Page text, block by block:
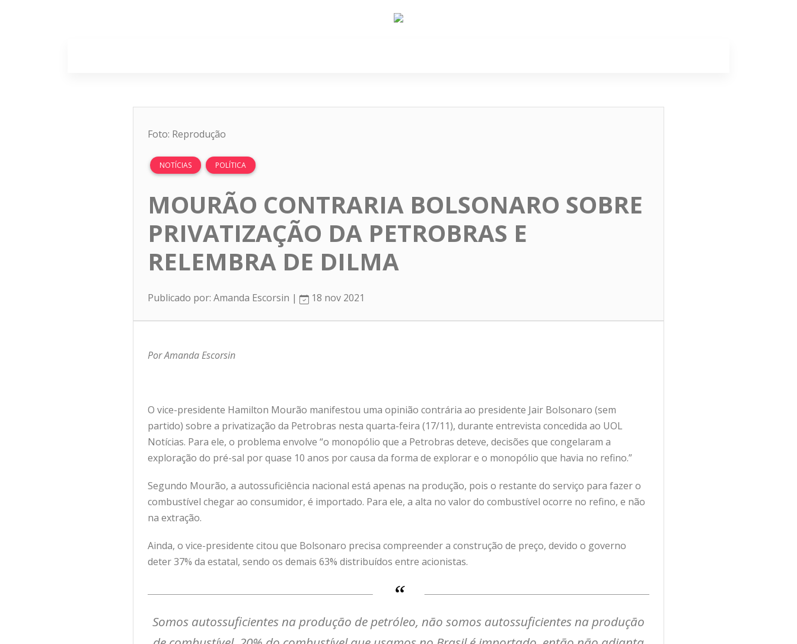
Foto: Reprodução
NOTÍCIAS POLÍTICA
MOURÃO CONTRARIA BOLSONARO SOBRE
PRIVATIZAÇÃO DA PETROBRAS E
RELEMBRA DE DILMA
Publicado por: Amanda Escorsin | 18 nov 2021
Por Amanda Escorsin
O vice-presidente Hamilton Mourão manifestou uma opinião contrária ao presidente Jair Bolsonaro (sem
partido) sobre a privatização da Petrobras nesta quarta-feira (17/11), durante entrevista concedida ao UOL
Notícias. Para ele, o problema envolve “o monopólio que a Petrobras deteve, decisões que congelaram a
exploração do pré-sal por quase 10 anos por causa da forma de explorar e o monopólio que havia no refino.”
Segundo Mourão, a autossuficiência nacional está apenas na produção, pois o restante do serviço para fazer o
combustível chegar ao consumidor, é importado. Para ele, a alta no valor do combustível ocorre no refino, e não
na extração.
Ainda, o vice-presidente citou que Bolsonaro precisa compreender a construção de preço, devido o governo
deter 37% da estatal, sendo os demais 63% distribuídos entre acionistas.
Somos autossuficientes na produção de petróleo, não somos autossuficientes na produção